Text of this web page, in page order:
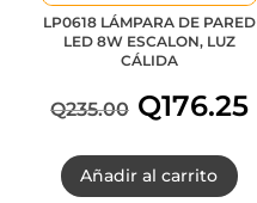
LP0618 LÁMPARA DE PARED
LED 8W ESCALON, LUZ
CÁLIDA
Q235.00
precio
Q176.25
Añadir al carrito